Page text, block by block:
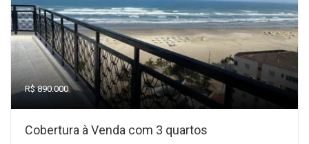
R$ 890.000
Cobertura à Venda com 3 quartos